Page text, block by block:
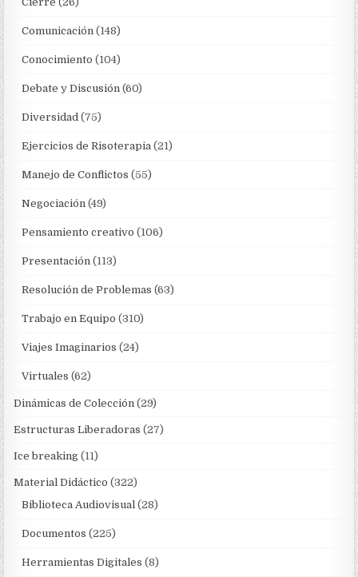
Comunicación (148)
Conocimiento (104)
Debate y Discusión (60)
Diversidad (75)
Ejercicios de Risoterapia (21)
Manejo de Conflictos (55)
Negociación (49)
Pensamiento creativo (106)
Presentación (113)
Resolución de Problemas (63)
Trabajo en Equipo (310)
Viajes Imaginarios (24)
Virtuales (62)
Dinámicas de Colección (29)
Estructuras Liberadoras (27)
Ice breaking (11)
Material Didáctico (322)
Biblioteca Audiovisual (28)
Documentos (225)
Herramientas Digitales (8)